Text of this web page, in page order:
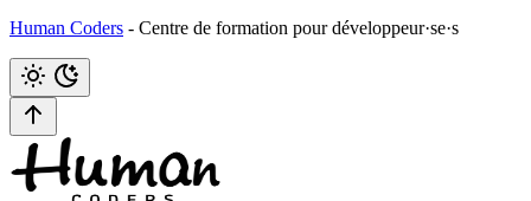
Human Coders - Centre de formation pour développeur·se·s